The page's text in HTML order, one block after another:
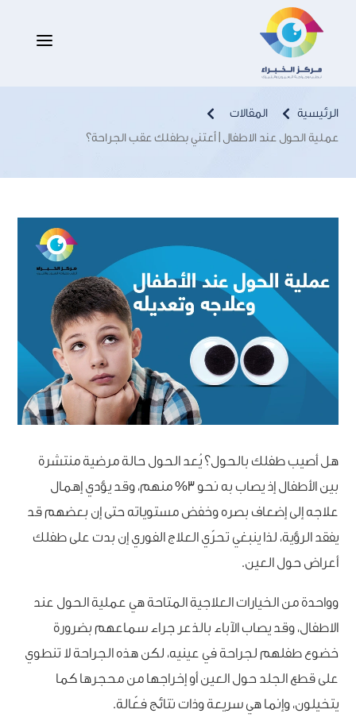
a
عملية الحول عند الاطفال | أعتني بطفلك
الرئيسية  المقالات 
عملية الحول عند الاطفال | أعتني بطفلك عقب الجراحة؟
هل أصيب طفلك بالحول؟ يُعد الحول حالة مرضية منتشرة
بين الأطفال إذ يصاب به نحو 3% منهم، وقد يؤدي إهمال
علاجه إلى إضعاف بصره وخفض مستوياته حتى إن بعضهم قد
يفقد الرؤية، لذا ينبغي تحرّي العلاج الفوري إن بدت على طفلك
أعراض حول العين.
وواحدة من الخيارات العلاجية المتاحة هي عملية الحول عند
الاطفال، وقد يصاب الآباء بالذعر جراء سماعهم بضرورة
خضوع طفلهم لجراحة في عينيه، لكن هذه الجراحة لا تنطوي
على قطع الجلد حول العين أو إخراجها من محجرها كما
يتخيلون، وإنما هي سريعة وذات نتائج فعّالة.